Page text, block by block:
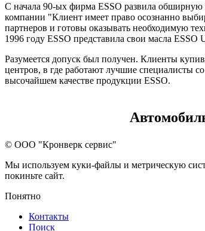
С начала 90-ых фирма ESSO развила
компании "Клиент имеет право осознанно
партнеров и готовы оказывать необходимую
1996 году ESSO представила свои масла
Разумеется допуск был получен. Клиенты
центров, в где работают лучшие специалисты
высочайшем качестве продукции ESSO.
© ООО "Кронверк сервис"
Мы используем куки-файлы и метрическую
покиньте сайт.
Понятно
Контакты
Поиск